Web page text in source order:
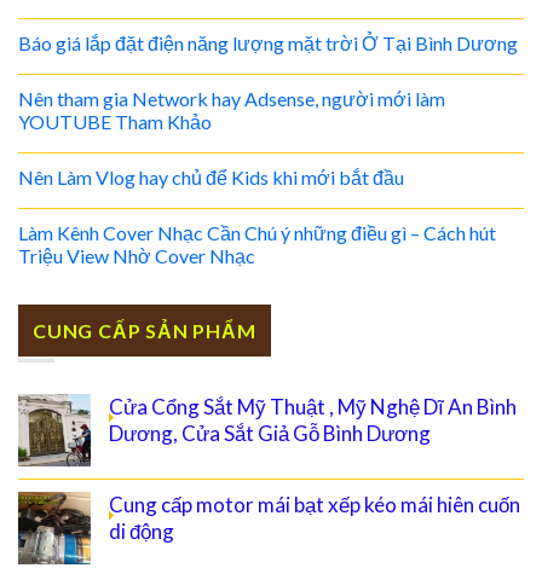
Báo giá lắp đặt điện năng lượng mặt trời Ở Tại Bình Dương
Nên tham gia Network hay Adsense, người mới làm
YOUTUBE Tham Khảo
Nên Làm Vlog hay chủ để Kids khi mới bắt đầu
Làm Kênh Cover Nhạc Cần Chú ý những điều gì – Cách hút
Triệu View Nhờ Cover Nhạc
CUNG CẤP SẢN PHẨM
Cửa Cổng Sắt Mỹ Thuật , Mỹ Nghệ Dĩ An Bình
Dương, Cửa Sắt Giả Gỗ Bình Dương
Cung cấp motor mái bạt xếp kéo mái hiên cuốn
di động